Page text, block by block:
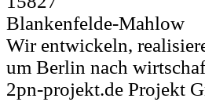
Blankenfelde-Mahlow
Wir entwickeln,
um Berlin nach
2pn-projekt.de Projekt